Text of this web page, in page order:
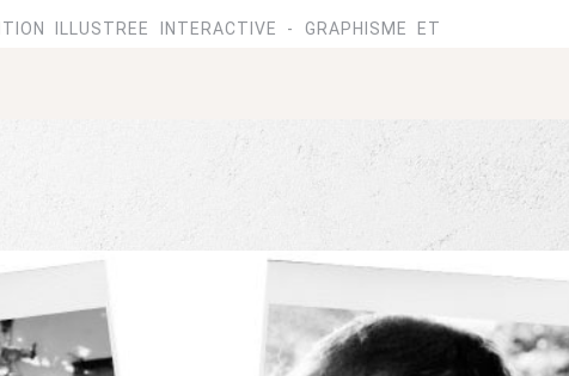
ILLUSTREE INTERACTIVE - GRAPHISME ET